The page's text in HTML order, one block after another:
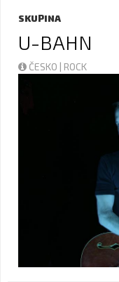
SKUPINA
U-BAHN
ČESKO | ROCK